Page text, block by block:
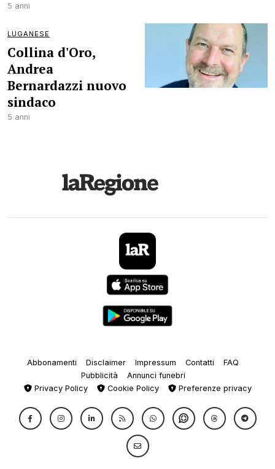
5 anni
LUGANESE
Collina d'Oro,
Andrea
Bernardazzi nuovo
sindaco
5 anni
Abbonamenti Disclaimer Impressum Contatti
FAQ
Pubblicità
Annunci funebri
Privacy Policy
Cookie Policy Preferenze privacy